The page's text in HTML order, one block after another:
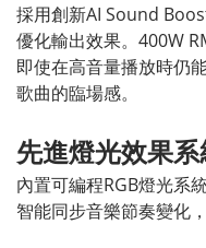
採用創新AI Sound
優化輸出效果。400W
即使在高音量播放時仍
歌曲的臨場感。
先進燈光效果
內置可編程RGB燈光系
智能同步音樂節奏變化